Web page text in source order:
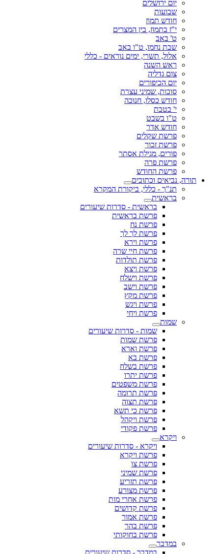
יום ירושלים
שבועות
חודש תמוז
י"ז בתמוז, בין המצרים
ט' באב
שבת נחמו, ט"ו באב
אלול, תשרי, ימים נוראים - כללי
ראש השנה
צום גדליה
יום הכיפורים
סוכות, שמיני עצרת
חודש כסלו, חנוכה
י' בטבת
ט"ו בשבט
חודש אדר
פרשת שקלים
פרשת זכור
פורים, מגילת אסתר
פרשת פרה
פרשת החודש
תורה, נביאים וכתובים
תנ"ך - כללי, ביקורת המקרא
בראשית
בראשית - סדרות שיעורים
פרשת בראשית
פרשת נח
פרשת לך לך
פרשת וירא
פרשת חיי שרה
פרשת תולדות
פרשת ויצא
פרשת וישלח
פרשת וישב
פרשת מקץ
פרשת ויגש
פרשת ויחי
שמות
שמות - סדרות שיעורים
פרשת שמות
פרשת וארא
פרשת בא
פרשת בשלח
פרשת יתרו
פרשת משפטים
פרשת תרומה
פרשת תצוה
פרשת כי תשא
פרשת ויקהל
פרשת פקודי
ויקרא
ויקרא - סדרות שיעורים
פרשת ויקרא
פרשת צו
פרשת שמיני
פרשת תזריע
פרשת מצורע
פרשת אחרי מות
פרשת קדושים
פרשת אמור
פרשת בהר
פרשת בחוקותי
במדבר
במדבר - סדרות שיעורים